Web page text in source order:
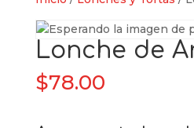
Lonche de
$78.00